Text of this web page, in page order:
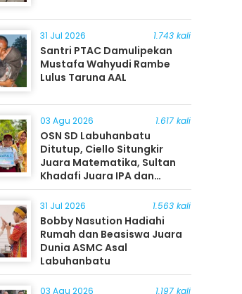
31 Jul 2026 1.743 kali
Santri PTAC Damulipekan
Mustafa Wahyudi Rambe
Lulus Taruna AAL
03 Agu 2026 1.617 kali
OSN SD Labuhanbatu
Ditutup, Ciello Situngkir
Juara Matematika, Sultan
Khadafi Juara IPA dan
Timothy Rangkuti Juara IPS
31 Jul 2026 1.563 kali
Bobby Nasution Hadiahi
Rumah dan Beasiswa Juara
Dunia ASMC Asal
Labuhanbatu
03 Agu 2026 1.197 kali